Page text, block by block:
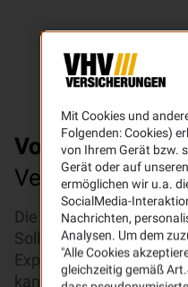
VorteileIhrer
Versicherung
Die VHV schützt Ihr
Sollten Schäden durch
Explosion entstehen,
kann in der
Mit Cookies und
Folgenden: Cookies)
von Ihrem Gerät bzw.
Gerät oder auf
ermöglichen wir u.a.
SocialMedia-
Nachrichten,
Analysen. Um dem
"Alle Cookies
gleichzeitig gemäß